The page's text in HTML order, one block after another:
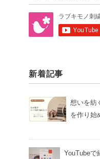
新着記事
想いを紡
を作り始
YouTubeで